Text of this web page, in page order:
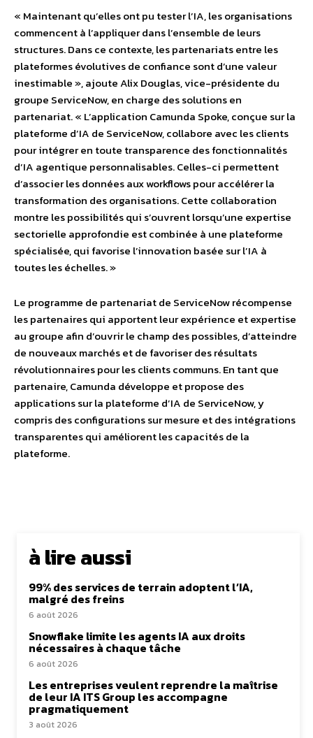
« Maintenant qu’elles ont pu tester l’IA, les organisations
commencent à l’appliquer dans l’ensemble de leurs
structures. Dans ce contexte, les partenariats entre les
plateformes évolutives de confiance sont d’une valeur
inestimable », ajoute Alix Douglas, vice-présidente du
groupe ServiceNow, en charge des solutions en
partenariat. « L’application Camunda Spoke, conçue sur la
plateforme d’IA de ServiceNow, collabore avec les clients
pour intégrer en toute transparence des fonctionnalités
d’IA agentique personnalisables. Celles-ci permettent
d’associer les données aux workflows pour accélérer la
transformation des organisations. Cette collaboration
montre les possibilités qui s’ouvrent lorsqu’une expertise
sectorielle approfondie est combinée à une plateforme
spécialisée, qui favorise l’innovation basée sur l’IA à
toutes les échelles. »
Le programme de partenariat de ServiceNow récompense
les partenaires qui apportent leur expérience et expertise
au groupe afin d’ouvrir le champ des possibles, d’atteindre
de nouveaux marchés et de favoriser des résultats
révolutionnaires pour les clients communs. En tant que
partenaire, Camunda développe et propose des
applications sur la plateforme d’IA de ServiceNow, y
compris des configurations sur mesure et des intégrations
transparentes qui améliorent les capacités de la
plateforme.
à lire aussi
99% des services de terrain adoptent l’IA,
malgré des freins
6 août 2026
Snowflake limite les agents IA aux droits
nécessaires à chaque tâche
6 août 2026
Les entreprises veulent reprendre la maîtrise
de leur IA ITS Group les accompagne
pragmatiquement
3 août 2026